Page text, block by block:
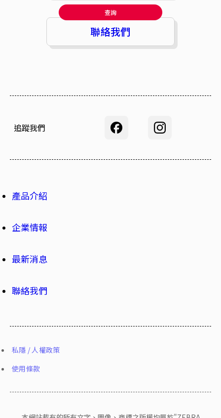
查詢
聯絡我們
產品介紹
企業情報
最新消息
聯絡我們
追蹤我們
私隱 / 人權政策
使用條款